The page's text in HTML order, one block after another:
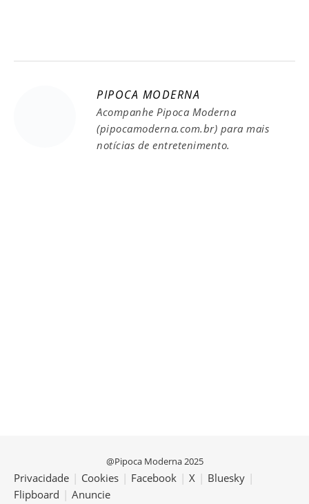
PIPOCA MODERNA
Acompanhe Pipoca Moderna
(pipocamoderna.com.br) para mais
notícias de entretenimento.
@Pipoca Moderna 2025
Privacidade | Cookies | Facebook | X | Bluesky |
Flipboard | Anuncie